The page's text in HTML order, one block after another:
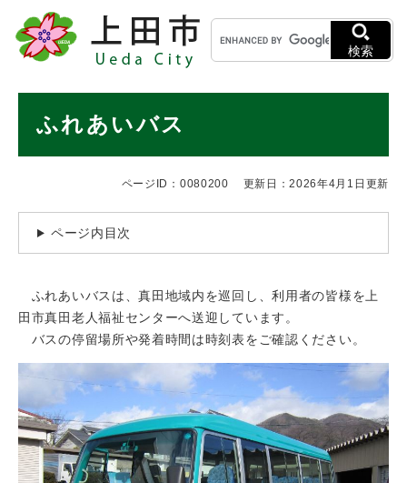
メニューを飛ばして本文へ
キ
ー
ワ
検索
ふれあいバス
ページID：0080200 更新日：2026年4月1日更新
ページ内目次
ふれあいバスは、真田地域内を巡回し、利用者の皆様を上
田市真田老人福祉センターへ送迎しています。
バスの停留場所や発着時間は時刻表をご確認ください。